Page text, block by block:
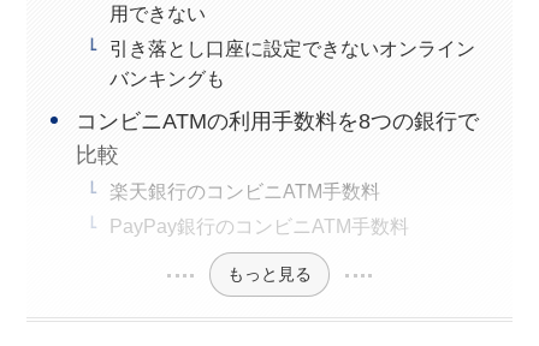
用できない
引き落とし口座に設定できないオンライン
バンキングも
コンビニATMの利用手数料を8つの銀行で
比較
楽天銀行のコンビニATM手数料
PayPay銀行のコンビニATM手数料
もっと見る